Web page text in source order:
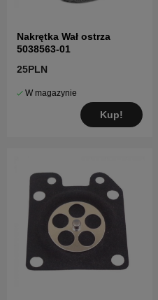
Nakrętka Wał ostrza
5038563-01
25PLN
W magazynie
Kup!